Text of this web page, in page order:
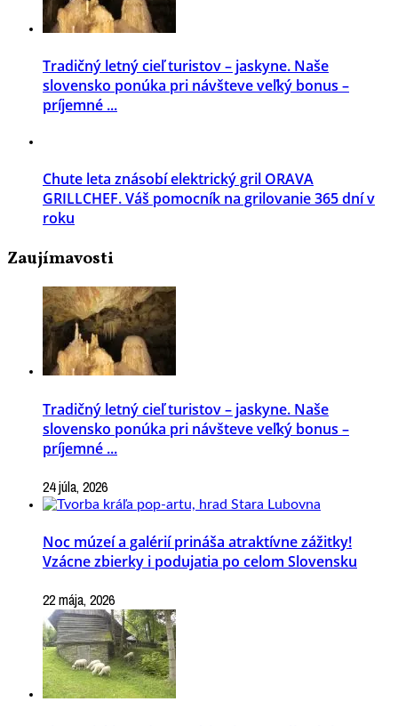
Tradičný letný cieľ turistov – jaskyne. Naše
slovensko ponúka pri návšteve veľký bonus –
príjemné ...
Chute leta znásobí elektrický gril ORAVA
GRILLCHEF. Váš pomocník na grilovanie 365 dní v
roku
Zaujímavosti
Tradičný letný cieľ turistov – jaskyne. Naše
slovensko ponúka pri návšteve veľký bonus –
príjemné ...
24 júla, 2026
Noc múzeí a galérií prináša atraktívne zážitky!
Vzácne zbierky i podujatia po celom Slovensku
22 mája, 2026